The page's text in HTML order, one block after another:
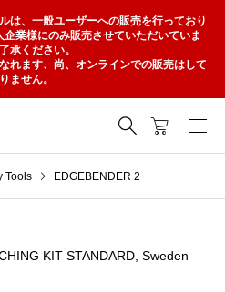
は、一般ユーザーへの販売を行っており
業様にのみ販売させていただいていま
承ください。
れます、尚、オンラインでの販売はして
ません。
Tools EDGEBENDER 2
KIT STANDARD, Sweden